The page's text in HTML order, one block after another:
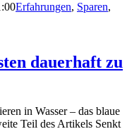
Erfahrungen, Sparen,
dauerhaft zu
in Wasser – das blaue
Teil des Artikels Senkt